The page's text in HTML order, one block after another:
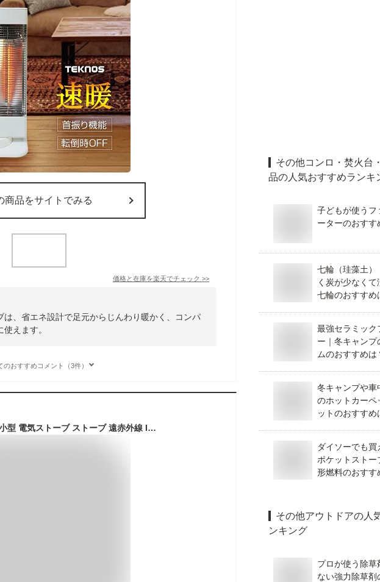
商品をサイトでみる
価格と在庫を楽天でチェック >>
、省エネ設計で足元からじんわり暖かく、コンパ
えます。
のおすすめコメント（3件）
電気ストーブ 省エネ 小型 電気ストーブ ストーブ 遠赤外線 IESB-S800 電気ストーブ 縦型首振り コートヒーター 電気 電気ヒーター 暖房 暖房器具 コンパクト 節電 おしゃれ 一人暮らし ブラック ホワイト アイリスオーヤマ 送料無料 【P】
その他コンロ・焚火台
品の人気おすすめランキ
子どもが使うフ
ーターのおすす
七輪（珪藻土）
く炭が少なく
七輪のおすすめ
最強セラミック
ー｜冬キャンプ
ムのおすすめは
冬キャンプや車
のホットカーペ
ットのおすすめ
ダイソーでも
ポケットストー
形燃料のおすす
その他アウトドアの人
ンキング
プロが使う除草
ない強力除草剤